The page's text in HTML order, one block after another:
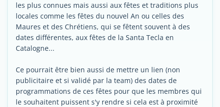
les plus connues mais aussi aux fêtes et traditions plus
locales comme les fêtes du nouvel An ou celles des
Maures et des Chrétiens, qui se fêtent souvent à des
dates différentes, aux fêtes de la Santa Tecla en
Catalogne...
Ce pourrait être bien aussi de mettre un lien (non
publicitaire et si validé par la team) des dates de
programmations de ces fêtes pour que les membres qui
le souhaitent puissent s'y rendre si cela est à proximité